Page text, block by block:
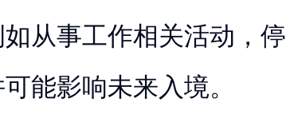
从事工作相关活动，
能影响未来入境。